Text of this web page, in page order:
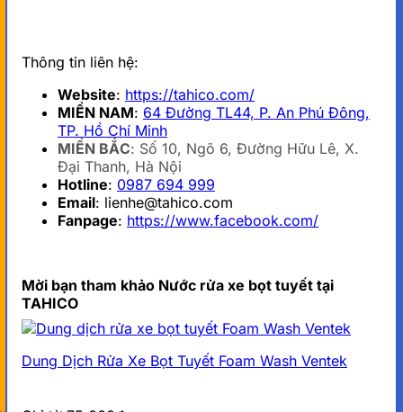
Thông tin liên hệ:
Website: https://tahico.com/
MIỀN NAM: 64 Đường TL44, P. An Phú Đông,
TP. Hồ Chí Minh
MIỀN BẮC: Số 10, Ngõ 6, Đường Hữu Lê, X.
Đại Thanh, Hà Nội
Hotline: 0987 694 999
Email: lienhe@tahico.com
Fanpage: https://www.facebook.com/
Mời bạn tham khảo Nước rửa xe bọt tuyết tại
TAHICO
Dung Dịch Rửa Xe Bọt Tuyết Foam Wash Ventek